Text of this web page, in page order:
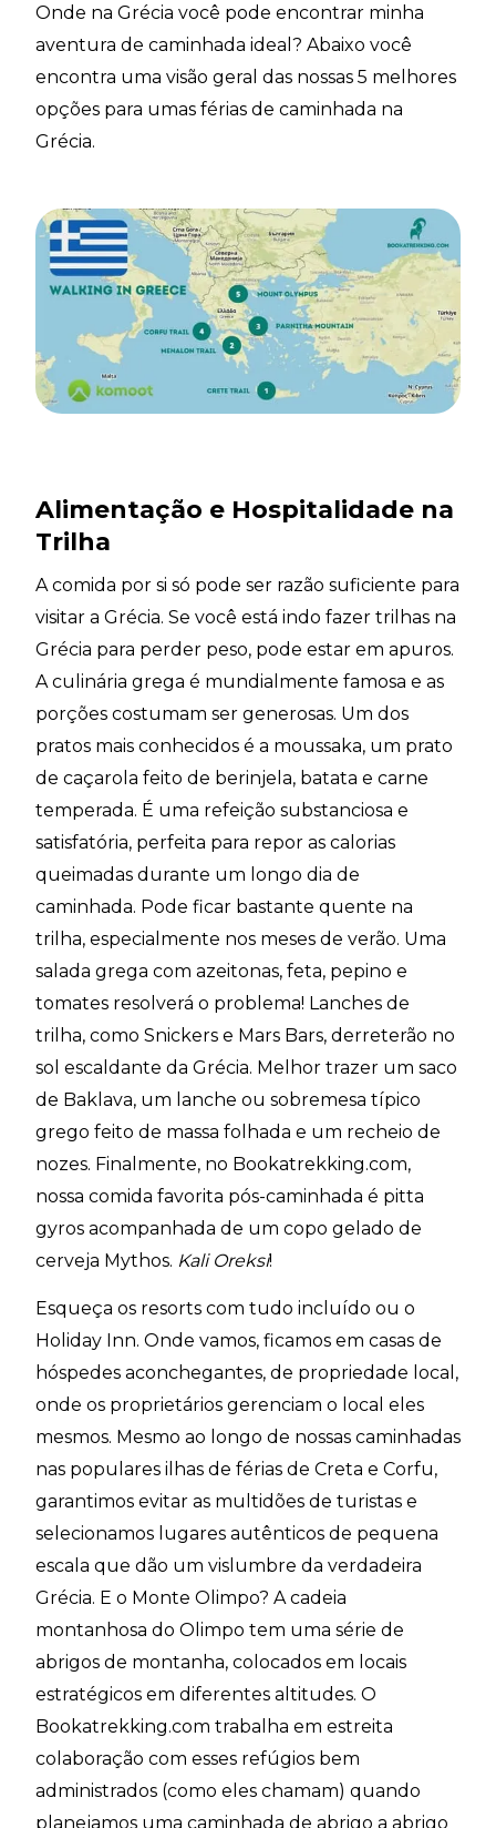
Onde na Grécia você pode encontrar minha
aventura de caminhada ideal? Abaixo você
encontra uma visão geral das nossas 5 melhores
opções para umas férias de caminhada na
Grécia.
Alimentação e Hospitalidade na
Trilha
A comida por si só pode ser razão suficiente para
visitar a Grécia. Se você está indo fazer trilhas na
Grécia para perder peso, pode estar em apuros.
A culinária grega é mundialmente famosa e as
porções costumam ser generosas. Um dos
pratos mais conhecidos é a moussaka, um prato
de caçarola feito de berinjela, batata e carne
temperada. É uma refeição substanciosa e
satisfatória, perfeita para repor as calorias
queimadas durante um longo dia de
caminhada. Pode ficar bastante quente na
trilha, especialmente nos meses de verão. Uma
salada grega com azeitonas, feta, pepino e
tomates resolverá o problema! Lanches de
trilha, como Snickers e Mars Bars, derreterão no
sol escaldante da Grécia. Melhor trazer um saco
de Baklava, um lanche ou sobremesa típico
grego feito de massa folhada e um recheio de
nozes. Finalmente, no Bookatrekking.com,
nossa comida favorita pós-caminhada é pitta
gyros acompanhada de um copo gelado de
cerveja Mythos. Kali Oreksi!
Esqueça os resorts com tudo incluído ou o
Holiday Inn. Onde vamos, ficamos em casas de
hóspedes aconchegantes, de propriedade local,
onde os proprietários gerenciam o local eles
mesmos. Mesmo ao longo de nossas caminhadas
nas populares ilhas de férias de Creta e Corfu,
garantimos evitar as multidões de turistas e
selecionamos lugares autênticos de pequena
escala que dão um vislumbre da verdadeira
Grécia. E o Monte Olimpo? A cadeia
montanhosa do Olimpo tem uma série de
abrigos de montanha, colocados em locais
estratégicos em diferentes altitudes. O
Bookatrekking.com trabalha em estreita
colaboração com esses refúgios bem
administrados (como eles chamam) quando
planejamos uma caminhada de abrigo a abrigo